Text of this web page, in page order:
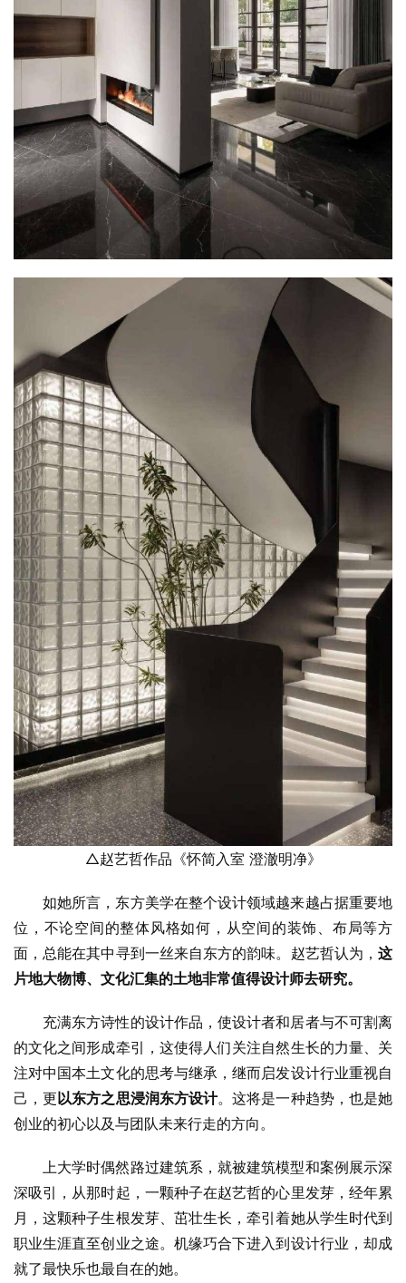
△赵艺哲作品《怀简入室 澄澈明净》
如她所言，东方美学在整个设计领域越来越占据重要地
位，不论空间的整体风格如何，从空间的装饰、布局等方
面，总能在其中寻到一丝来自东方的韵味。赵艺哲认为， 这
片地大物博、文化汇集的土地非常值得设计师去研究。
充满东方诗性的设计作品，使设计者和居者与不可割离
的文化之间形成牵引，这使得人们关注自然生长的力量、关
注对中国本土文化的思考与继承，继而启发设计行业重视自
己，更以东方之思浸润东方设计。这将是一种趋势，也是她
创业的初心以及与团队未来行走的方向。
上大学时偶然路过建筑系，就被建筑模型和案例展示深
深吸引，从那时起，一颗种子在赵艺哲的心里发芽，经年累
月，这颗种子生根发芽、茁壮生长，牵引着她从学生时代到
职业生涯直至创业之途。机缘巧合下进入到设计行业，却成
就了最快乐也最自在的她。